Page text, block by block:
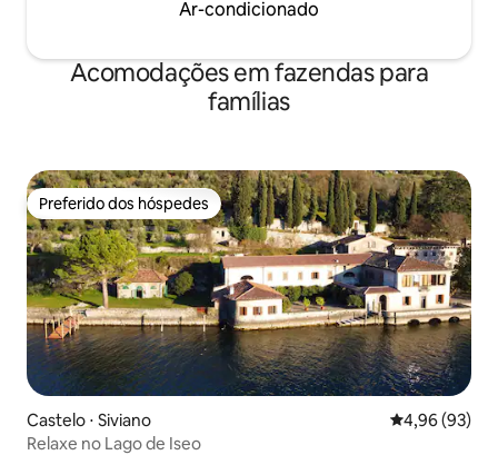
Ar-condicionado
Acomodações em fazendas para
famílias
Preferido dos hóspedes
Preferido dos hóspedes
Castelo ⋅ Siviano 4,96 de uma
4,96 (93)
Relaxe no Lago de Iseo